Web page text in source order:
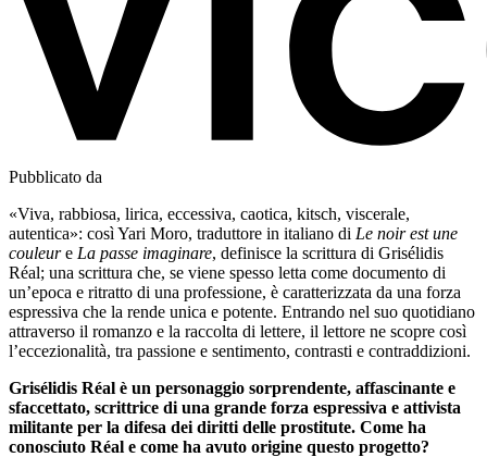
Pubblicato da
«Viva, rabbiosa, lirica, eccessiva, caotica, kitsch, viscerale,
autentica»: così Yari Moro, traduttore in italiano di Le noir est une
couleure La passe imaginare, definisce la scrittura di Grisélidis
Réal; una scrittura che, se viene spesso letta come documento di
un’epoca e ritratto di una professione, è caratterizzata da una forza
espressiva che la rende unica e potente. Entrando nel suo quotidiano
attraverso il romanzo e la raccolta di lettere, il lettore ne scopre così
l’eccezionalità, tra passione e sentimento, contrasti e contraddizioni.
Grisélidis Réal è un personaggio sorprendente, affascinante e
sfaccettato, scrittrice di una grande forza espressiva e attivista
militante per la difesa dei diritti delle prostitute. Come ha
conosciuto Réal e come ha avuto origine questo progetto?